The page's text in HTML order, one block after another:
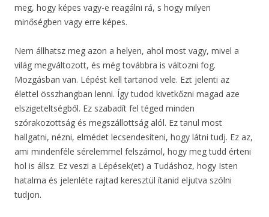
meg, hogy képes vagy-e reagálni rá, s hogy milyen
minőségben vagy erre képes.
Nem állhatsz meg azon a helyen, ahol most vagy, mivel a
világ megváltozott, és még továbbra is változni fog.
Mozgásban van. Lépést kell tartanod vele. Ezt jelenti az
élettel összhangban lenni. Így tudod kivetkőzni magad aze
elszigeteltségből. Ez szabadít fel téged minden
szórakozottság és megszállottság alól. Ez tanul most
hallgatni, nézni, elmédet lecsendesíteni, hogy látni tudj. Ez az,
ami mindenféle sérelemmel felszámol, hogy meg tudd érteni
hol is állsz. Ez veszi a Lépések(et) a Tudáshoz, hogy Isten
hatalma és jelenléte rajtad keresztül ítanid eljutva szólni
tudjon.